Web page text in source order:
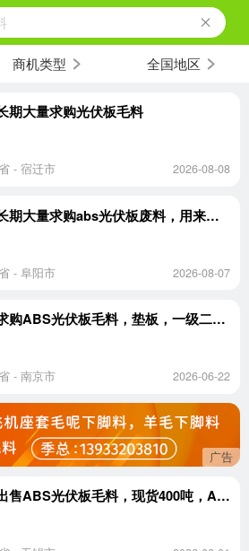
商机类型 全国地区
期大量求购光伏板毛料
- 宿迁市 2026-08-08
长期大量求购abs光伏板废料，用来破碎造粒用
- 阜阳市 2026-08-07
求购ABS光伏板毛料，垫板，一级二级都可以
- 南京市 2026-06-22
广告
出售ABS光伏板毛料，现货400吨，ABS居多